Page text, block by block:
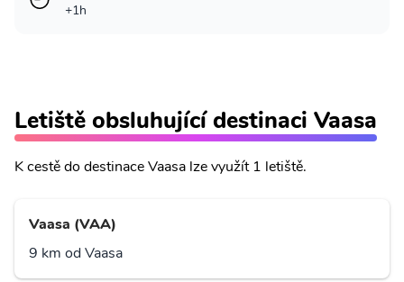
+1h
Letiště obsluhující destinaci Vaasa
K cestě do destinace Vaasa lze využít 1 letiště.
Vaasa (VAA)
9 km od Vaasa